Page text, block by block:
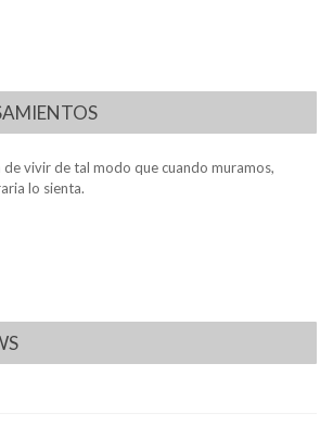
vivir de tal modo que cuando muramos,
lo sienta.